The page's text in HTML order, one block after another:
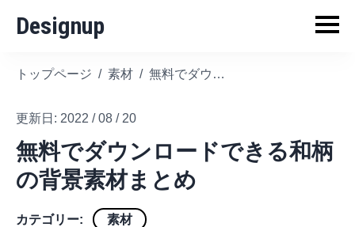
Designup
トップページ / 素材 / 無料でダウンロードできる和柄の背景素材まとめ
更新日: 2022 / 08 / 20
無料でダウンロードできる和柄
の背景素材まとめ
カテゴリー: 素材